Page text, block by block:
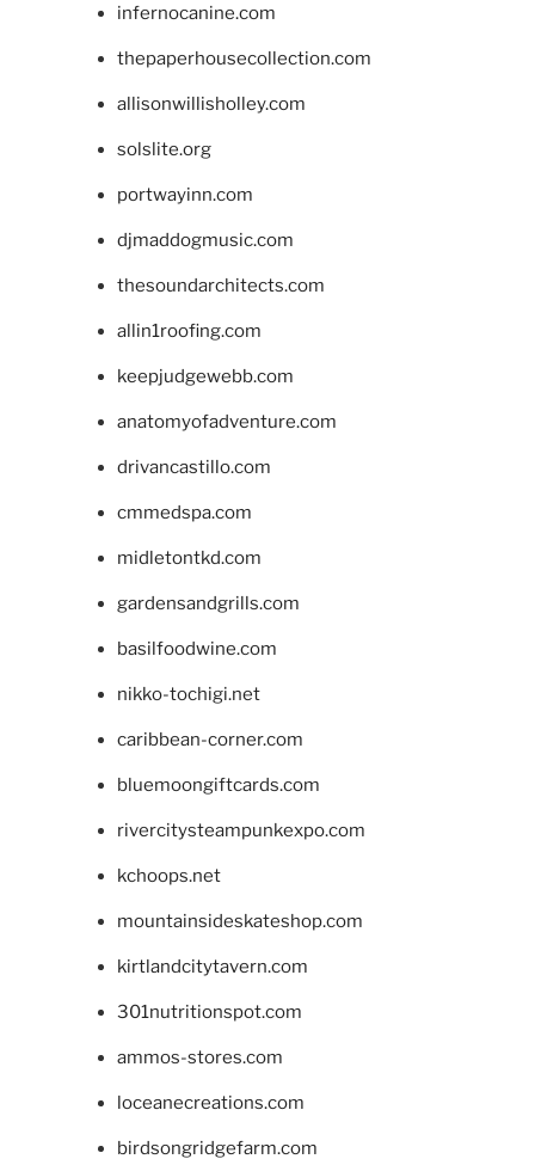
infernocanine.com
thepaperhousecollection.com
allisonwillisholley.com
solslite.org
portwayinn.com
djmaddogmusic.com
thesoundarchitects.com
allin1roofing.com
keepjudgewebb.com
anatomyofadventure.com
drivancastillo.com
cmmedspa.com
midletontkd.com
gardensandgrills.com
basilfoodwine.com
nikko-tochigi.net
caribbean-corner.com
bluemoongiftcards.com
rivercitysteampunkexpo.com
kchoops.net
mountainsideskateshop.com
kirtlandcitytavern.com
301nutritionspot.com
ammos-stores.com
loceanecreations.com
birdsongridgefarm.com